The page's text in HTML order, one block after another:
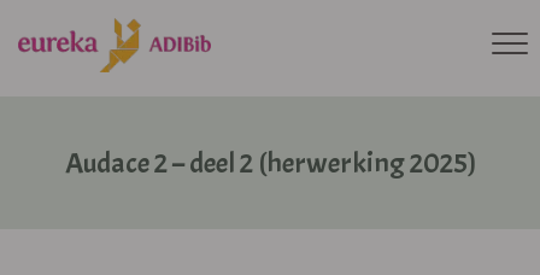
Audace 2 – deel 2 (herwerking 2025)